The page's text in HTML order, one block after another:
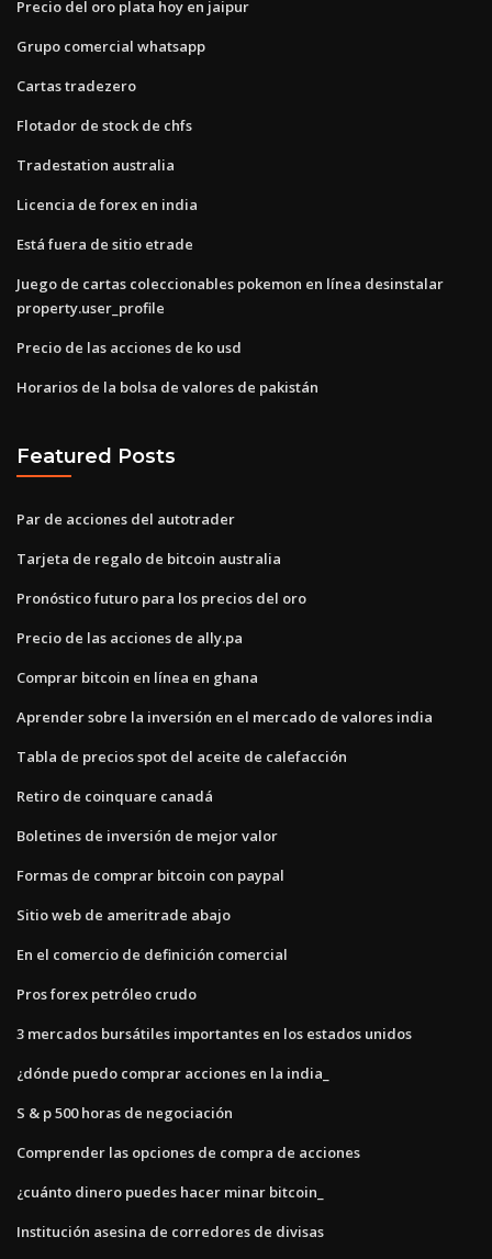
Precio del oro plata hoy en jaipur
Grupo comercial whatsapp
Cartas tradezero
Flotador de stock de chfs
Tradestation australia
Licencia de forex en india
Está fuera de sitio etrade
Juego de cartas coleccionables pokemon en línea desinstalar
property.user_profile
Precio de las acciones de ko usd
Horarios de la bolsa de valores de pakistán
Featured Posts
Par de acciones del autotrader
Tarjeta de regalo de bitcoin australia
Pronóstico futuro para los precios del oro
Precio de las acciones de ally.pa
Comprar bitcoin en línea en ghana
Aprender sobre la inversión en el mercado de valores india
Tabla de precios spot del aceite de calefacción
Retiro de coinquare canadá
Boletines de inversión de mejor valor
Formas de comprar bitcoin con paypal
Sitio web de ameritrade abajo
En el comercio de definición comercial
Pros forex petróleo crudo
3 mercados bursátiles importantes en los estados unidos
¿dónde puedo comprar acciones en la india_
S & p 500 horas de negociación
Comprender las opciones de compra de acciones
¿cuánto dinero puedes hacer minar bitcoin_
Institución asesina de corredores de divisas